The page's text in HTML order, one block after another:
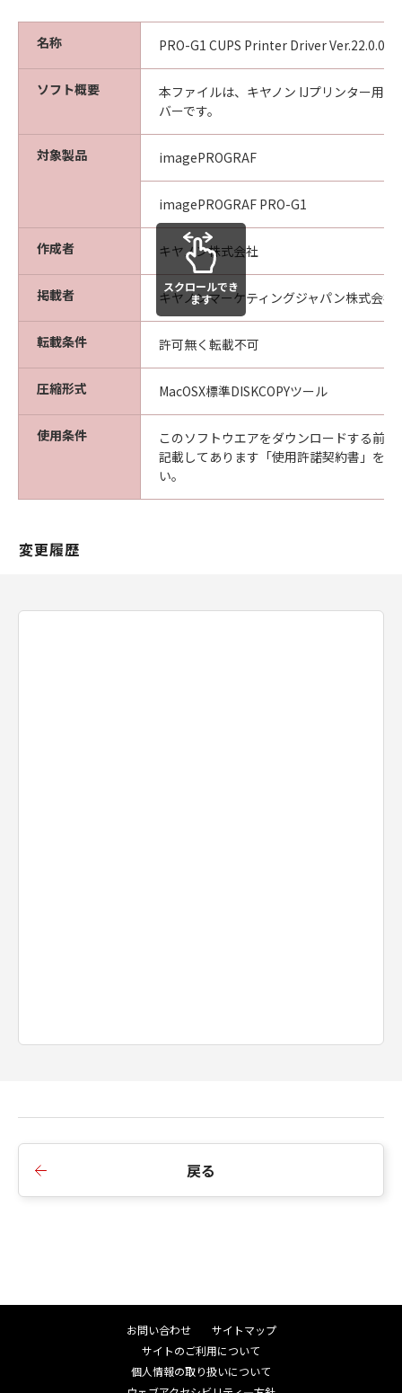
名称 PRO-G1 CUPS Printer Driver Ver.22.0.0.0
ソフト概要
本ファイルは、キヤノン IJプリンター用
バーです。
対象製品 imagePROGRAF
imagePROGRAF PRO-G1
作成者 キヤノン株式会社
掲載者 キヤノンマーケティングジャパン株式会社
転載条件 許可無く転載不可
圧縮形式 MacOSX標準DISKCOPYツール
使用条件
このソフトウエアをダウンロードする前
記載してあります「使用許諾契約書」を
い。
スクロールでき
ます
変更履歴
戻る
お問い合わせ
サイトマップ
サイトのご利用について
個人情報の取り扱いについて